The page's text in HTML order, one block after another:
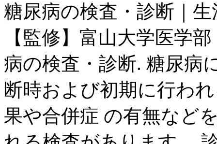
糖尿病の検査・診断｜
【監修】富山大学医学
病の検査・診断. 糖尿病
断時および初期に行わ
果や合併症 の有無など